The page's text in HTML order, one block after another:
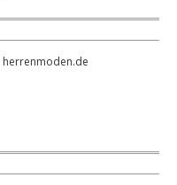
herrenmoden.de